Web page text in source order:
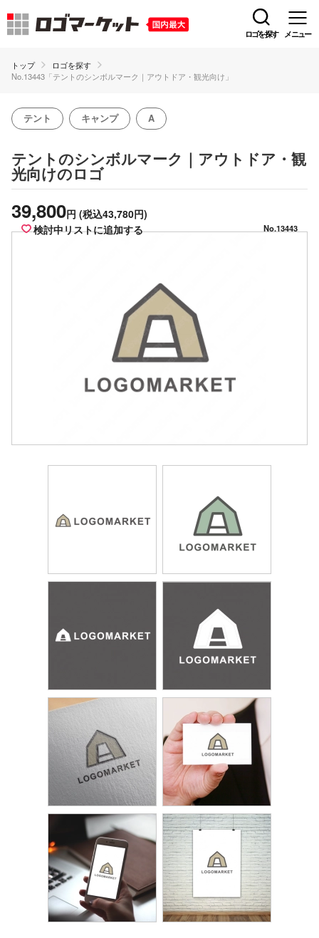
ロゴを探す メニュー
トップ
ロゴを探す
No.13443「テントのシンボルマーク｜アウトドア・観光向け」
テント キャンプ A
テントのシンボルマーク｜アウトドア・観
光向けのロゴ
39,800円 (税込43,780円)
検討中リストに追加する
No.13443